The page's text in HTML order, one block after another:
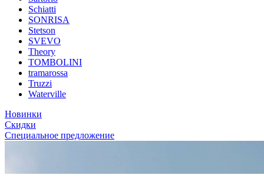
Schiatti
SONRISA
Stetson
SVEVO
Theory
TOMBOLINI
tramarossa
Truzzi
Waterville
Новинки
Скидки
Специальное предложение